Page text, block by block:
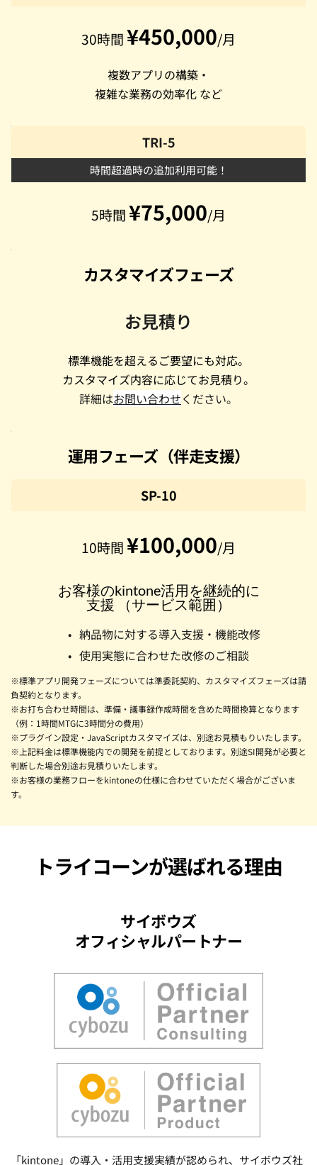
30時間 ¥450,000/月
複数アプリの構築・
複雑な業務の効率化 など
TRI-5
時間超過時の追加利用可能！
5時間 ¥75,000/月
カスタマイズフェーズ
お見積り
標準機能を超えるご要望にも対応。
カスタマイズ内容に応じてお見積り。
詳細はお問い合わせください。
運用フェーズ（伴走支援）
SP-10
10時間 ¥100,000/月
お客様のkintone活用を継続的に
支援 （サービス範囲）
納品物に対する導入支援・機能改修
使用実態に合わせた改修のご相談
※標準アプリ開発フェーズについては準委託契約、カスタマイズフェーズは請
負契約となります。
※お打ち合わせ時間は、準備・議事録作成時間を含めた時間換算となります
（例：1時間MTGに3時間分の費用）
※プラグイン設定・JavaScriptカスタマイズは、別途お見積もりいたします。
※上記料金は標準機能内での開発を前提としております。別途SI開発が必要と
判断した場合別途お見積りいたします。
※お客様の業務フローをkintoneの仕様に合わせていただく場合がございま
す。
トライコーンが選ばれる理由
サイボウズ
オフィシャルパートナー
「kintone」の導入・活用支援実績が認められ、サイボウズ社